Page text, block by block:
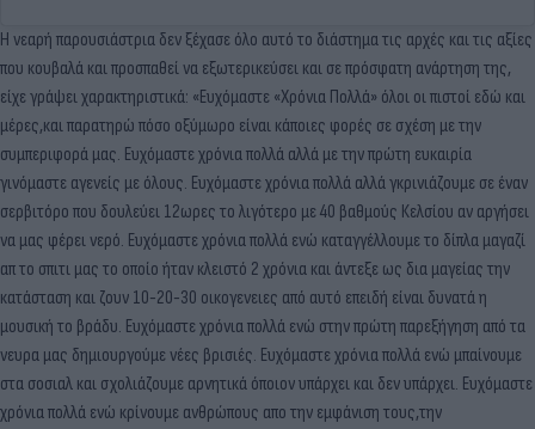
Η νεαρή παρουσιάστρια δεν ξέχασε όλο αυτό το διάστημα τις αρχές και τις αξίες
που κουβαλά και προσπαθεί να εξωτερικεύσει και σε πρόσφατη ανάρτηση της,
είχε γράψει χαρακτηριστικά: «Ευχόμαστε «Χρόνια Πολλά» όλοι οι πιστοί εδώ και
μέρες,και παρατηρώ πόσο οξύμωρο είναι κάποιες φορές σε σχέση με την
συμπεριφορά μας. Ευχόμαστε χρόνια πολλά αλλά με την πρώτη ευκαιρία
γινόμαστε αγενείς με όλους. Ευχόμαστε χρόνια πολλά αλλά γκρινιάζουμε σε έναν
σερβιτόρο που δουλεύει 12ωρες το λιγότερο με 40 βαθμούς Κελσίου αν αργήσει
να μας φέρει νερό. Ευχόμαστε χρόνια πολλά ενώ καταγγέλλουμε το δίπλα μαγαζί
απ το σπιτι μας το οποίο ήταν κλειστό 2 χρόνια και άντεξε ως δια μαγείας την
κατάσταση και ζουν 10-20-30 οικογενειες από αυτό επειδή είναι δυνατά η
μουσική το βράδυ. Ευχόμαστε χρόνια πολλά ενώ στην πρώτη παρεξήγηση από τα
νευρα μας δημιουργούμε νέες βρισιές. Ευχόμαστε χρόνια πολλά ενώ μπαίνουμε
στα σοσιαλ και σχολιάζουμε αρνητικά όποιον υπάρχει και δεν υπάρχει. Ευχόμαστε
χρόνια πολλά ενώ κρίνουμε ανθρώπους απο την εμφάνιση τους,την